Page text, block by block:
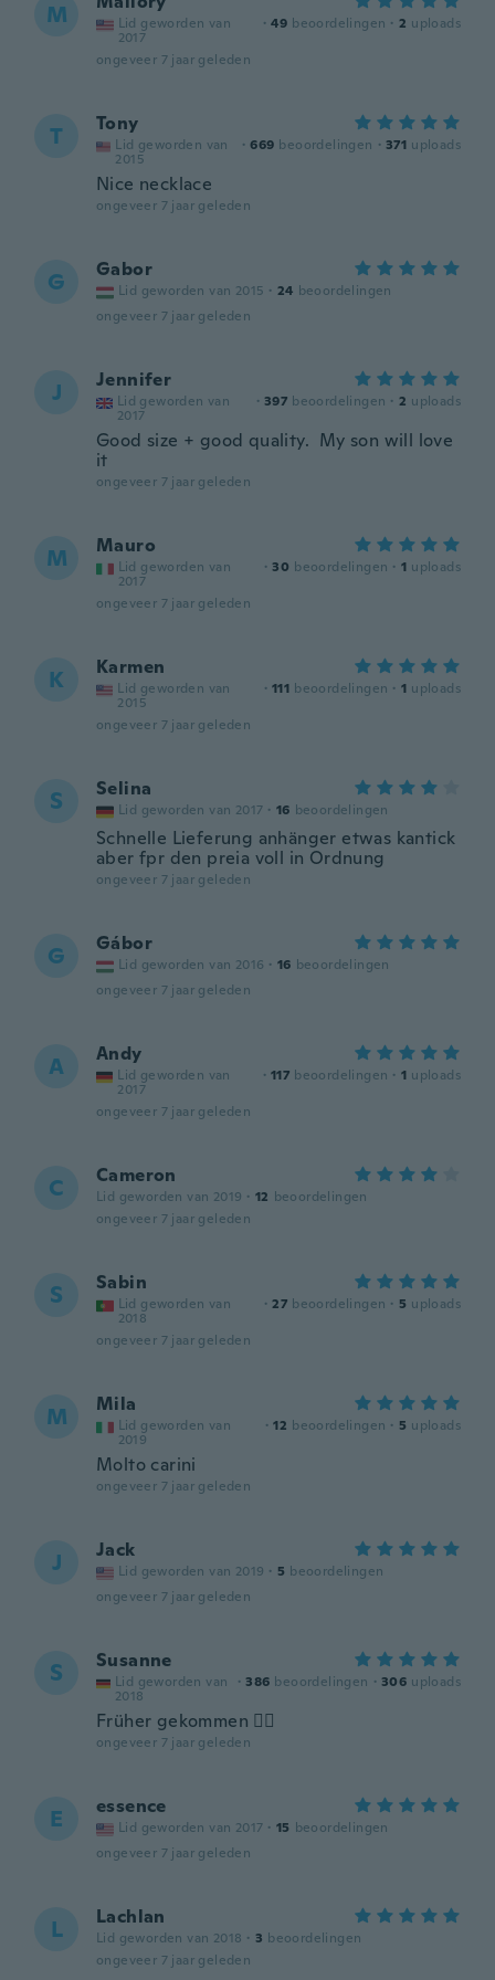
M
Lid geworden van
2017
· 49 beoordelingen · 2 uploads
ongeveer 7 jaar geleden
T Tony
Lid geworden van
2015
· 669 beoordelingen · 371 uploads
Nice necklace
ongeveer 7 jaar geleden
G Gabor
Lid geworden van 2015 · 24 beoordelingen
ongeveer 7 jaar geleden
J Jennifer
Lid geworden van
2017
· 397 beoordelingen · 2 uploads
Good size + good quality. My son will love
it
ongeveer 7 jaar geleden
M Mauro
Lid geworden van
2017
· 30 beoordelingen · 1 uploads
ongeveer 7 jaar geleden
K Karmen
Lid geworden van
2015
· 111 beoordelingen · 1 uploads
ongeveer 7 jaar geleden
S Selina
Lid geworden van 2017 · 16 beoordelingen
Schnelle Lieferung anhänger etwas kantick
aber fpr den preia voll in Ordnung
ongeveer 7 jaar geleden
G Gábor
Lid geworden van 2016 · 16 beoordelingen
ongeveer 7 jaar geleden
A Andy
Lid geworden van
2017
· 117 beoordelingen · 1 uploads
ongeveer 7 jaar geleden
C Cameron
Lid geworden van 2019 · 12 beoordelingen
ongeveer 7 jaar geleden
S Sabin
Lid geworden van
2018
· 27 beoordelingen · 5 uploads
ongeveer 7 jaar geleden
M Mila
Lid geworden van
2019
· 12 beoordelingen · 5 uploads
Molto carini
ongeveer 7 jaar geleden
J Jack
Lid geworden van 2019 · 5 beoordelingen
ongeveer 7 jaar geleden
S Susanne
Lid geworden van
2018
· 386 beoordelingen · 306 uploads
Früher gekommen 👍🏻
ongeveer 7 jaar geleden
E essence
Lid geworden van 2017 · 15 beoordelingen
ongeveer 7 jaar geleden
L Lachlan
Lid geworden van 2018 · 3 beoordelingen
ongeveer 7 jaar geleden